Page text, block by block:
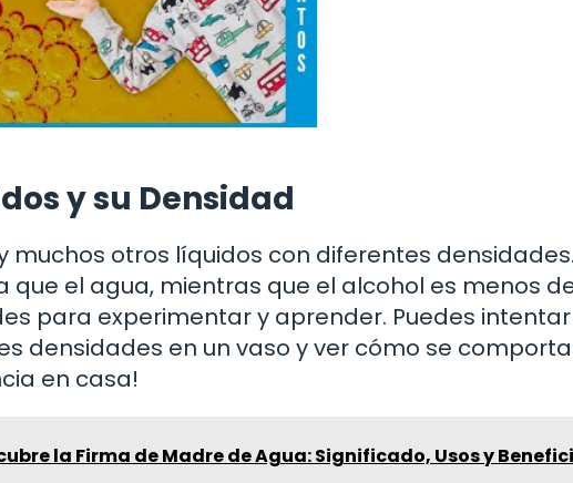
y su Densidad
muchos otros líquidos con diferentes
el agua, mientras que el alcohol es menos
para experimentar y aprender. Puedes
densidades en un vaso y ver cómo se
en casa!
la Firma de Madre de Agua: Significado, Usos y